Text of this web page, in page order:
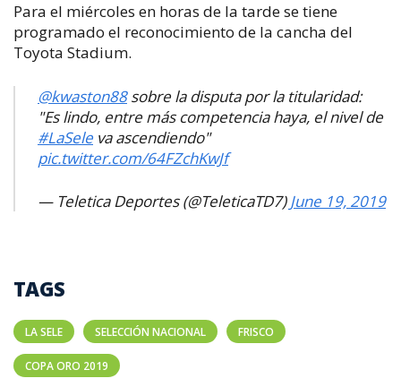
Para el miércoles en horas de la tarde se tiene
programado el reconocimiento de la cancha del
Toyota Stadium.
@kwaston88sobre la disputa por la titularidad:
"Es lindo, entre más competencia haya, el nivel de
#LaSele va ascendiendo"
pic.twitter.com/64FZchKwJf
— Teletica Deportes (@TeleticaTD7)June 19, 2019
TAGS
LA SELE SELECCIÓN NACIONAL FRISCO
COPA ORO 2019